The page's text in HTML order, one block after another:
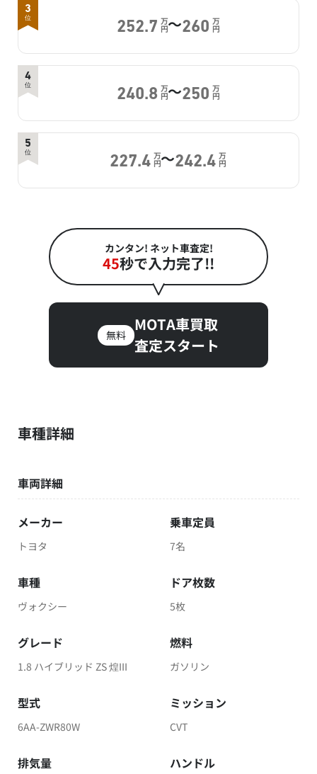
3
位
252.7 万
円～260 万
円
4
位
240.8 万
円～250 万
円
5
位
227.4 万
円～242.4 万
円
カンタン! ネット車査定!
45秒で入力完了!!
無料
MOTA車買取
査定スタート
車種詳細
車両詳細
メーカー
トヨタ
乗車定員
7名
車種
ヴォクシー
ドア枚数
5枚
グレード
1.8 ハイブリッド ZS 煌III
燃料
ガソリン
型式
6AA-ZWR80W
ミッション
CVT
排気量 ハンドル